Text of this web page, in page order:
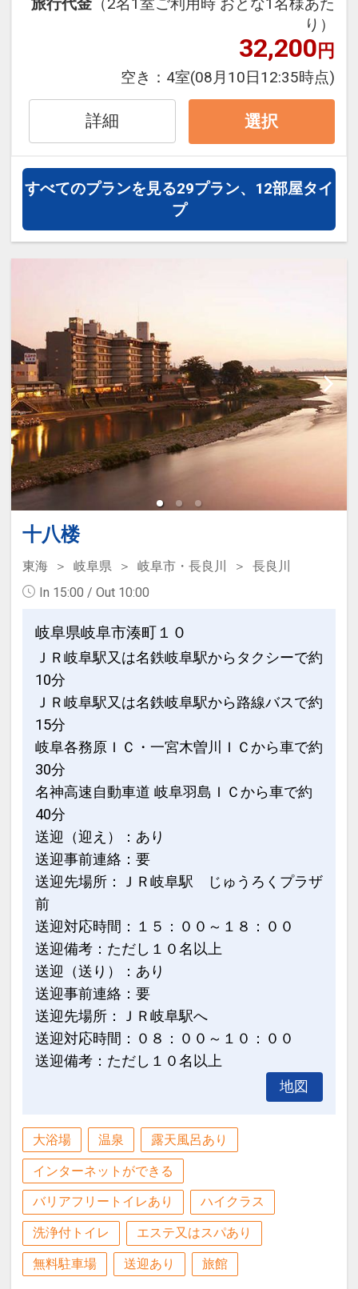
望の旨とご希望時間を直接宿泊施設へご
※ただしご希望に添えない場合およびご
利用いただけない場合がございます。
※旅行代金に含まれます。
●最上階の露天風呂から見下ろす長良川
の景色は絶景！
●夜の眺めも良いですが、爽やかな朝の
眺めも最高です。
インターネットコース番号：DP-1-
17147286
■テラスで川を眺めながらのワーキング
*******************************************
*******************************************
【プラン内容】
■駐車場料金無料！
■朝食のみのプランで夕食はございませ
ん
さいませ
■気のあったお仲間や、ご家族でのご利
用も大歓迎！
遅めのチェックインも可能でございま
す。22：00最終受付とさせていただき
ます
■長良川国際会議場、メモリアルセンタ
ーへは徒歩にて可能でございます。
■ご朝食は バイキング又は和定食をご用
意させていただいております（選択不
可）
くださいませ
【金華山側又は長良川一望のおまかせタ
イプをご選択で金華山側をご指定の場合
は予めお知らせ下さいませ、川側のご指
定はできませんのでご了承下さいませ】
*******************************************
*******************************************
**
■ロビーにてコーヒー等ウェルカムドリ
ンクをご用意いたしております
ご到着時のリラックスタイムにご利用下
さいませ
提供時間 15:00～21:00 7:30～10:00
設定期間：2024年12月4日～2026年12
月31日
インターネットコース番号：DP-2-
200000036502
り）
32,200円
空き： 4室(08月10日12:35時点)
詳細 選択
すべてのプランを見る29プラン、12部屋タイ
プ
十八楼
東海 岐阜県 岐阜市・長良川
長良川
In 15:00 / Out 10:00
岐阜県岐阜市湊町１０
ＪＲ岐阜駅又は名鉄岐阜駅からタクシーで約
10分
ＪＲ岐阜駅又は名鉄岐阜駅から路線バスで約
15分
岐阜各務原ＩＣ・一宮木曽川ＩＣから車で約
30分
名神高速自動車道 岐阜羽島ＩＣから車で約
40分
送迎（迎え）：あり
送迎事前連絡：要
送迎先場所：ＪＲ岐阜駅 じゅうろくプラザ
前
送迎対応時間：１５：００～１８：００
送迎備考：ただし１０名以上
送迎（送り）：あり
送迎事前連絡：要
送迎先場所：ＪＲ岐阜駅へ
送迎対応時間：０８：００～１０：００
送迎備考：ただし１０名以上
地図
大浴場 温泉 露天風呂あり
インターネットができる
バリアフリートイレあり ハイクラス
洗浄付トイレ エステ又はスパあり
無料駐車場 送迎あり 旅館